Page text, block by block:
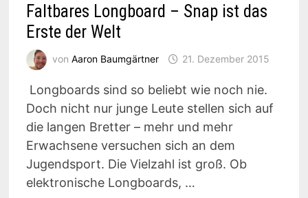
Faltbares Longboard – Snap ist das
Erste der Welt
von Aaron Baumgärtner 21. Dezember 2015
Longboards sind so beliebt wie noch nie.
Doch nicht nur junge Leute stellen sich auf
die langen Bretter – mehr und mehr
Erwachsene versuchen sich an dem
Jugendsport. Die Vielzahl ist groß. Ob
elektronische Longboards, …